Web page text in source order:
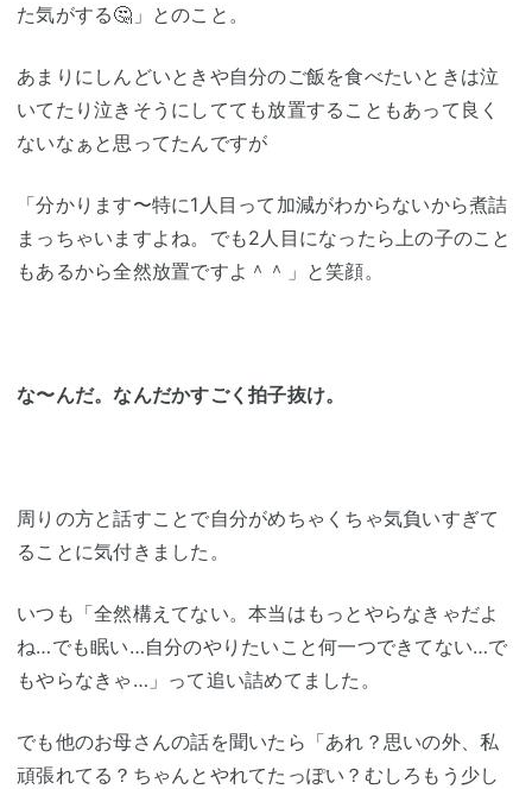
た気がする🤔」とのこと。
あまりにしんどいときや自分のご飯を食べたいときは泣
いてたり泣きそうにしてても放置することもあって良く
ないなぁと思ってたんですが
「分かります〜特に1人目って加減がわからないから煮詰
まっちゃいますよね。でも2人目になったら上の子のこと
もあるから全然放置ですよ＾＾」と笑顔。
な〜んだ。なんだかすごく拍子抜け。
周りの方と話すことで自分がめちゃくちゃ気負いすぎて
ることに気付きました。
いつも「全然構えてない。本当はもっとやらなきゃだよ
ね…でも眠い…自分のやりたいこと何一つできてない…で
もやらなきゃ…」って追い詰めてました。
でも他のお母さんの話を聞いたら「あれ？思いの外、私
頑張れてる？ちゃんとやれてたっぽい？むしろもう少し